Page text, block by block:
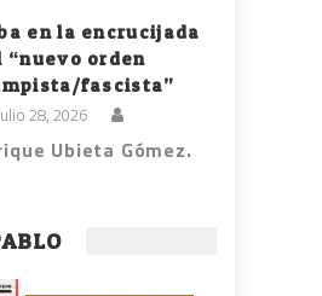
en la encrucijada
“nuevo orden
fascista”
28, 2026
Ubieta Gómez.